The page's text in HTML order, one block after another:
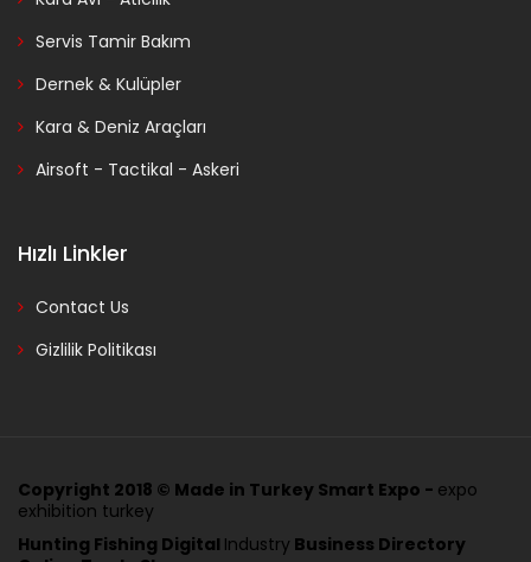
Servis Tamir Bakım
Dernek & Kulüpler
Kara & Deniz Araçları
Airsoft - Tactikal - Askeri
Hızlı Linkler
Contact Us
Gizlilik Politikası
Copyright 2018 © Made in Turkey Smart Expo - expo
exhibition turkey
Hunting Fishing Digital Industry Business Directory